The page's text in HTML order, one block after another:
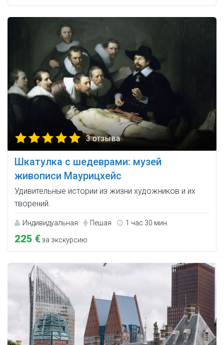
3 отзыва
Шкатулка с шедеврами: музей
живописи Маурицхейс
Удивительные истории из жизни художников и их
творений.
Индивидуальная Пешая 1 час 30 мин.
225 €за экскурсию